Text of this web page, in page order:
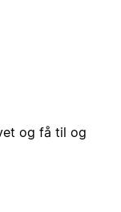
og få til og